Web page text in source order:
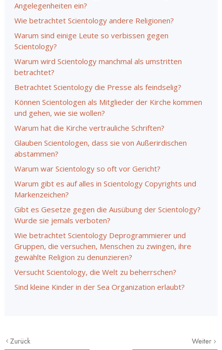
Angelegenheiten ein?
Wie betrachtet Scientology andere Religionen?
Warum sind einige Leute so verbissen gegen
Scientology?
Warum wird Scientology manchmal als umstritten
betrachtet?
Betrachtet Scientology die Presse als feindselig?
Können Scientologen als Mitglieder der Kirche kommen
und gehen, wie sie wollen?
Warum hat die Kirche vertrauliche Schriften?
Glauben Scientologen, dass sie von Außerirdischen
abstammen?
Warum war Scientology so oft vor Gericht?
Warum gibt es auf alles in Scientology Copyrights und
Markenzeichen?
Gibt es Gesetze gegen die Ausübung der Scientology?
Wurde sie jemals verboten?
Wie betrachtet Scientology Deprogrammierer und
Gruppen, die versuchen, Menschen zu zwingen, ihre
gewählte Religion zu denunzieren?
Versucht Scientology, die Welt zu beherrschen?
Sind kleine Kinder in der Sea Organization erlaubt?
Zurück Weiter